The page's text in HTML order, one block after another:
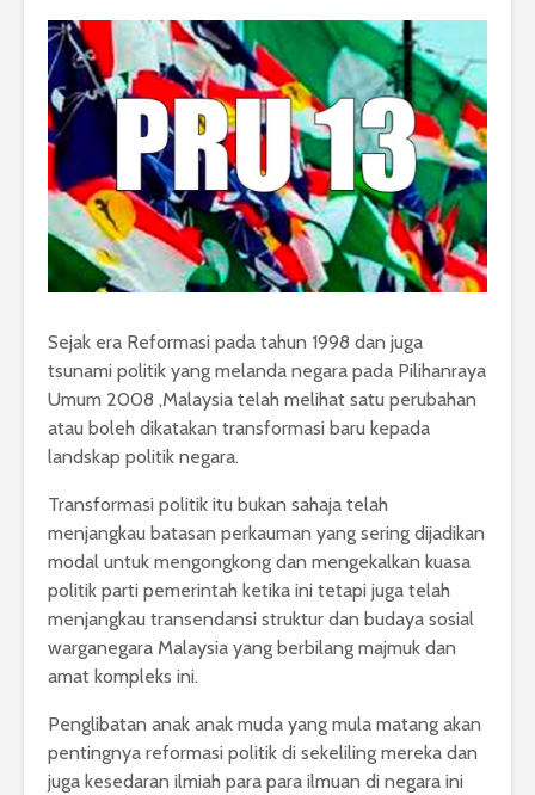
Sejak era Reformasi pada tahun 1998 dan juga
tsunami politik yang melanda negara pada Pilihanraya
Umum 2008 ,Malaysia telah melihat satu perubahan
atau boleh dikatakan transformasi baru kepada
landskap politik negara.
Transformasi politik itu bukan sahaja telah
menjangkau batasan perkauman yang sering dijadikan
modal untuk mengongkong dan mengekalkan kuasa
politik parti pemerintah ketika ini tetapi juga telah
menjangkau transendansi struktur dan budaya sosial
warganegara Malaysia yang berbilang majmuk dan
amat kompleks ini.
Penglibatan anak anak muda yang mula matang akan
pentingnya reformasi politik di sekeliling mereka dan
juga kesedaran ilmiah para para ilmuan di negara ini